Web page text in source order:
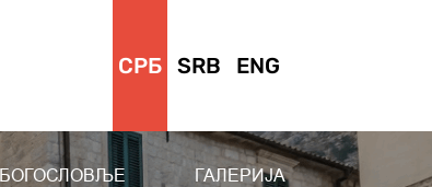
СРБ SRB ENG
БОГОСЛОВЉЕ ГАЛЕРИЈА